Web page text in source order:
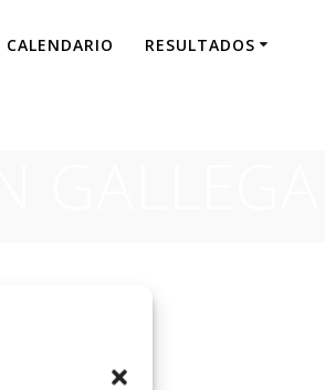
CALENDARIO RESULTADOS